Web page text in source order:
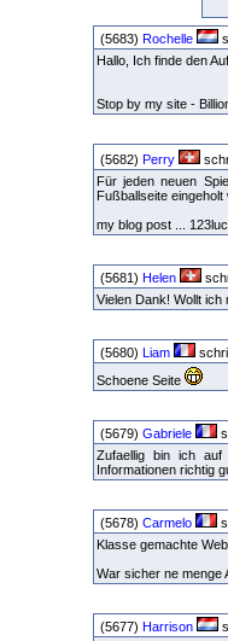
(5683) Rochelle
Hallo, Ich finde den
Stop by my site -
(5682) Perry
Für jeden neuen
Fußballseite eingeholt
my blog post ...
(5681) Helen
Vielen Dank! Wollt ich
(5680) Liam
Schoene Seite
(5679) Gabriele
Zufaellig bin ich
Informationen richtig
(5678) Carmelo
Klasse gemachte
War sicher ne menge
(5677) Harrison